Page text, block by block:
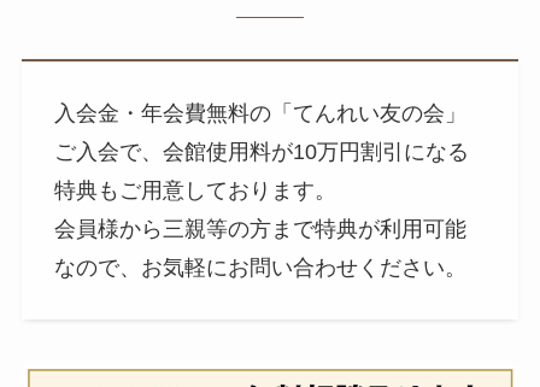
入会金・年会費無料の「てんれい友の会」
ご入会で、会館使用料が10万円割引になる
特典もご用意しております。
会員様から三親等の方まで特典が利用可能
なので、お気軽にお問い合わせください。